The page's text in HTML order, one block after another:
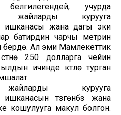
учурда
жайларды курууга
ишканасы жана дагы эки
батирдин чарчы метрин
Ал эми Мамлекеттик
250 долларга чейин
ичинде күтүлө турган
курууга
түзгөнбүз жана
кошулууга макул болгон.